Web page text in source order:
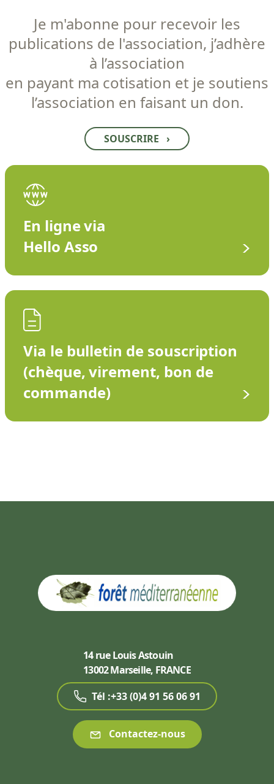
Je m'abonne pour recevoir les
publications de l'association, j’adhère
à l’association
en payant ma cotisation et je soutiens
l’association en faisant un don.
SOUSCRIRE ›
En ligne via
Hello Asso
Via le bulletin de souscription
(chèque, virement, bon de
commande)
14 rue Louis Astouin
13002 Marseille, FRANCE
Tél :+33 (0)4 91 56 06 91
Contactez-nous